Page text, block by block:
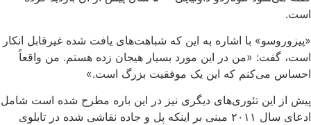
است.
«پیزوروسو» با اشاره به این که شباهت‌های یافت شده غیرقابل انکار
است، گفت: «من در این مورد بسیار هیجان زده هستم. من واقعاً
احساس می‌کنم که این یک موفقیت بزرگ است.»
پیش از این تئوری‌های دیگری نیز در این باره مطرح شده است شامل
ادعای سال ۲۰۱۱ مبنی بر اینکه پل و جاده‌ نقاشی شده در تابلوی